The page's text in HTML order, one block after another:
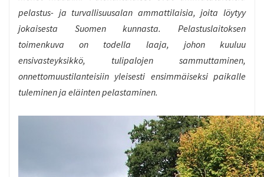
pelastus- ja turvallisuusalan ammattilaisia, joita löytyy
jokaisesta Suomen kunnasta. Pelastuslaitoksen
toimenkuva on todella laaja, johon kuuluu
ensivasteyksikkö, tulipalojen sammuttaminen,
onnettomuustilanteisiin yleisesti ensimmäiseksi paikalle
tuleminen ja eläinten pelastaminen.